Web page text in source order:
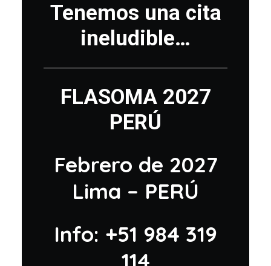
Tenemos una cita
ineludible…
FLASOMA 2027
PERÚ
Febrero de 2027
Lima – PERÚ
Info: +51 984 319
114